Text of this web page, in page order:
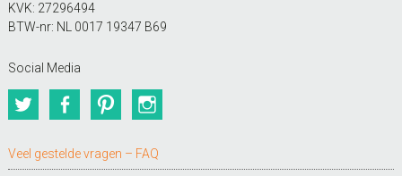
KVK: 27296494
BTW-nr: NL 0017 19347 B69
Social Media
TwitterFacebookPinterest
Veel gestelde vragen – FAQ